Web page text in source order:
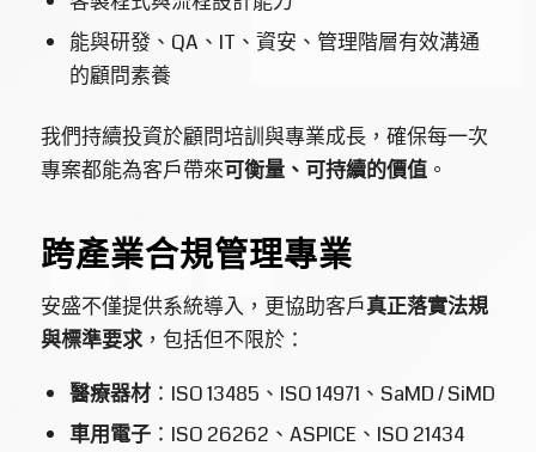
能與研發、QA、IT、資安、管理階層有效溝通
的顧問素養
我們持續投資於顧問培訓與專業成長，確保每一次
專案都能為客戶帶來可衡量、可持續的價值。
跨產業合規管理專業
安盛不僅提供系統導入，更協助客戶真正落實法規
與標準要求，包括但不限於：
醫療器材：ISO 13485、ISO 14971、SaMD / SiMD
車用電子：ISO 26262、ASPICE、ISO 21434